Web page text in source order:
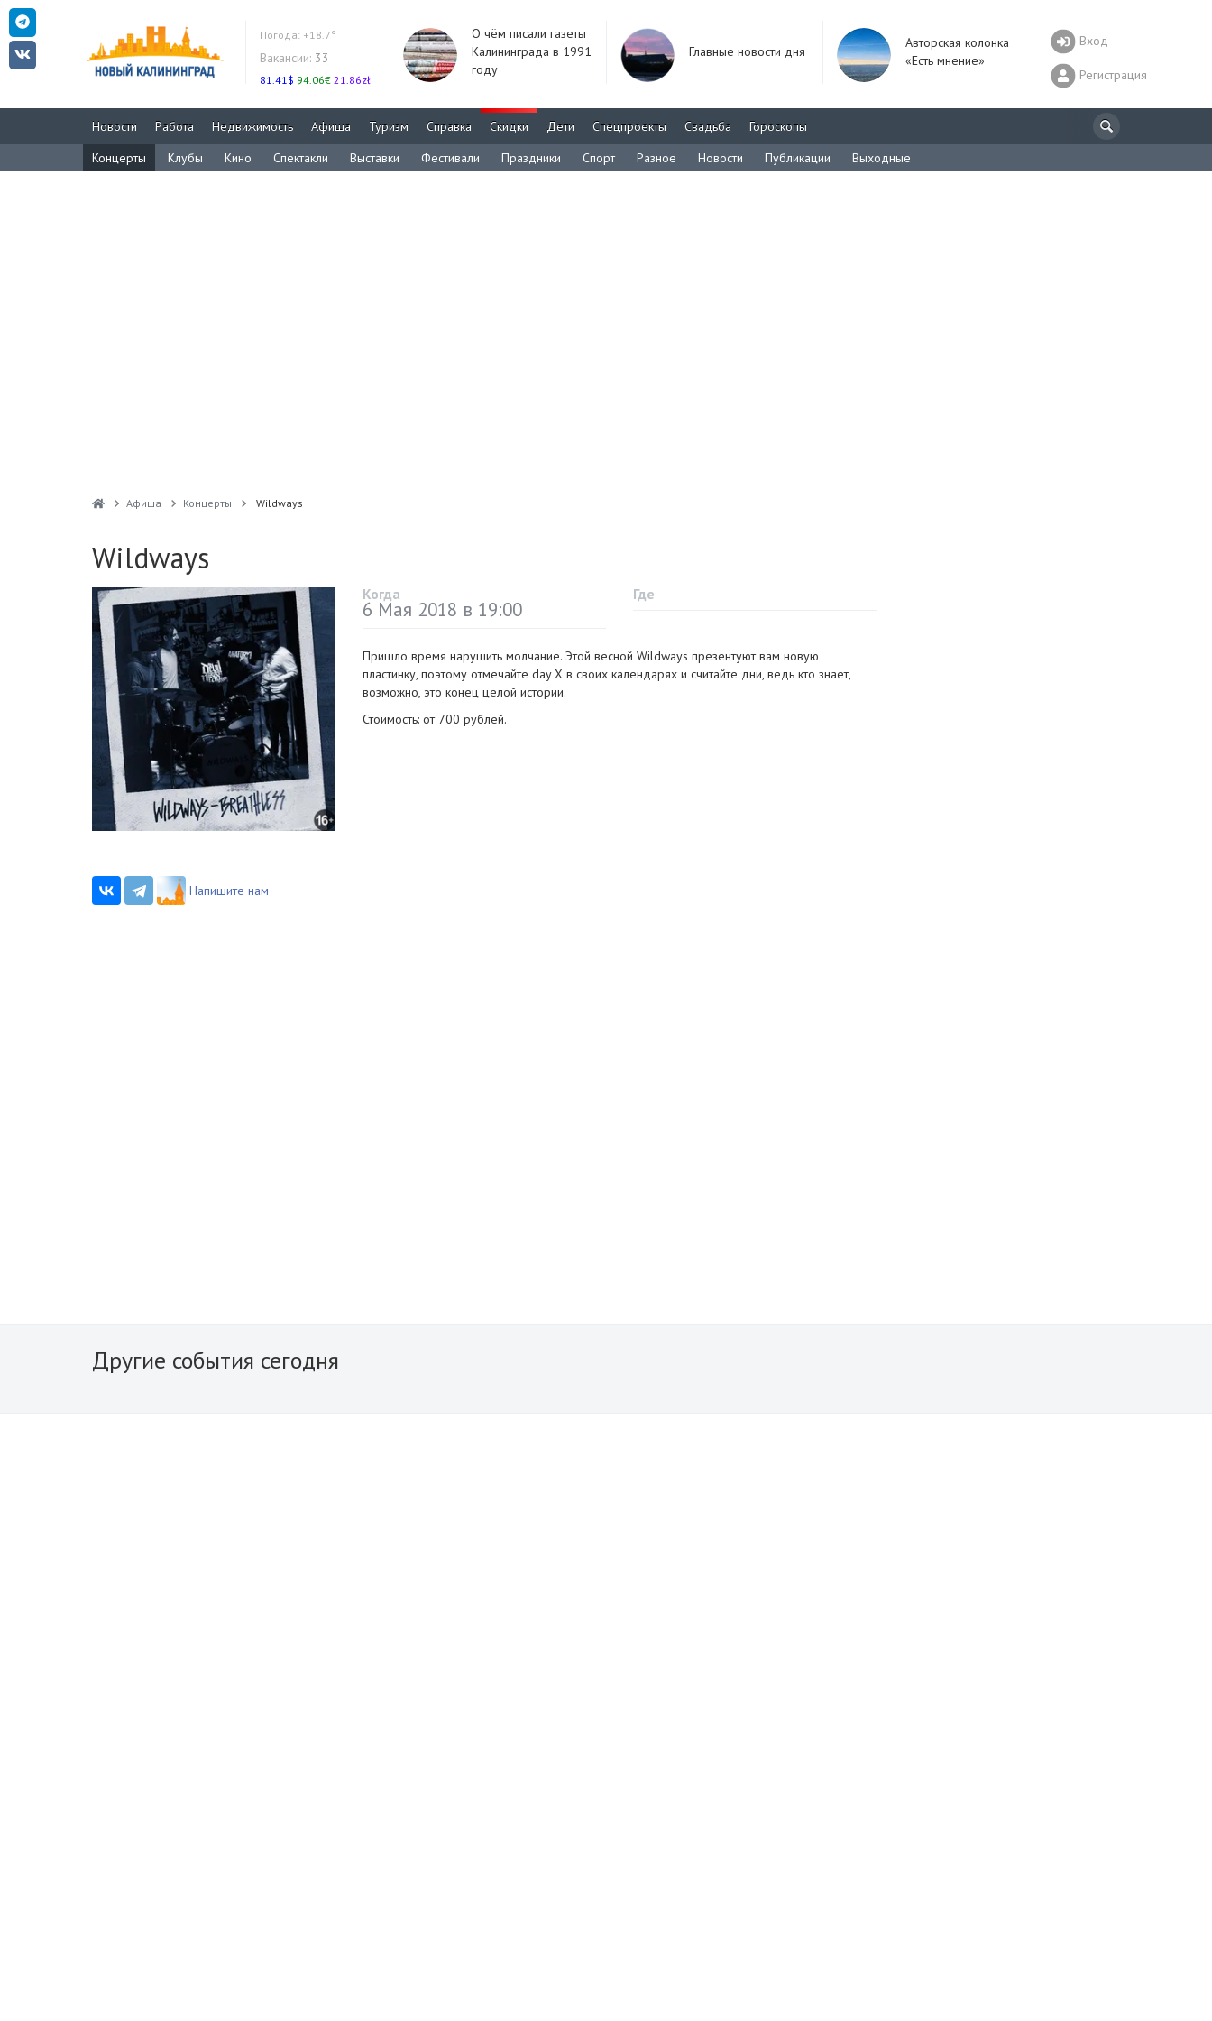
Погода: +18.7°
Вакансии: 33
81.41$ 94.06€ 21.86zł
О чём писали газеты
Калининграда в 1991
году
Главные новости дня
Авторская колонка
«Есть мнение»
Вход
Регистрация
Новости Работа Недвижимость Афиша Туризм Справка Скидки Дети Спецпроекты Свадьба
Гороскопы
Концерты
Клубы Кино Спектакли Выставки Фестивали Праздники Спорт Разное Новости Публикации Выходные
Афиша Концерты Wildways
Wildways
Когда
6 Мая 2018 в 19:00
Где
Пришло время нарушить молчание. Этой весной Wildways презентуют вам новую
пластинку, поэтому отмечайте day X в своих календарях и считайте дни, ведь кто знает,
возможно, это конец целой истории.
Стоимость: от 700 рублей.
Напишите нам
Другие события сегодня